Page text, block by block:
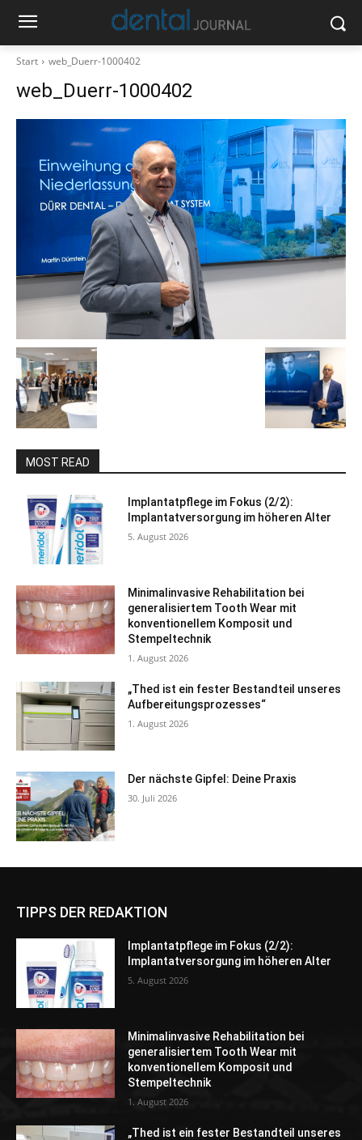
Start web_Duerr-1000402
web_Duerr-1000402
MOST READ
Implantatpflege im Fokus (2/2):
Implantatversorgung im höheren Alter
5. August 2026
Minimalinvasive Rehabilitation bei
generalisiertem Tooth Wear mit
konventionellem Komposit und
Stempeltechnik
1. August 2026
„Thed ist ein fester Bestandteil unseres
Aufbereitungsprozesses“
1. August 2026
Der nächste Gipfel: Deine Praxis
30. Juli 2026
TIPPS DER REDAKTION
Implantatpflege im Fokus (2/2):
Implantatversorgung im höheren Alter
5. August 2026
Minimalinvasive Rehabilitation bei
generalisiertem Tooth Wear mit
konventionellem Komposit und
Stempeltechnik
1. August 2026
„Thed ist ein fester Bestandteil unseres